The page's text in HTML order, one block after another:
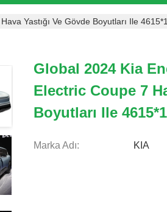
Yastığı Ve Gövde Boyutları Ile
Global 2024 Kia
Electric Coupe 7
Boyutları Ile
Marka Adı: KIA